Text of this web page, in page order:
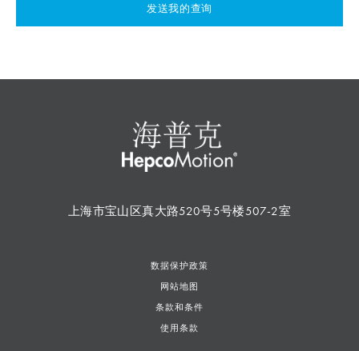
发送我的查询
上海市宝山区真大路520号5号楼507-2室
数据保护政策
网站地图
条款和条件
使用条款